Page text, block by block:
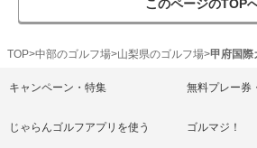
このページのTOP
TOP 中部のゴルフ場 山梨県のゴルフ場 甲府国際
キャンペーン・特集 無料プレー券
じゃらんゴルフアプリを使う ゴルマジ！